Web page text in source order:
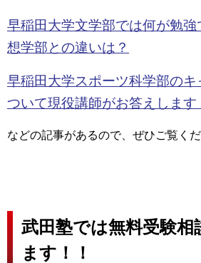
早稲田大学文学部では何が勉
想学部との違いは？
早稲田大学スポーツ科学部のキ
ついて現役講師がお答えします
などの記事があるので、ぜひご覧くだ
武田塾では無料受験相
ます！！